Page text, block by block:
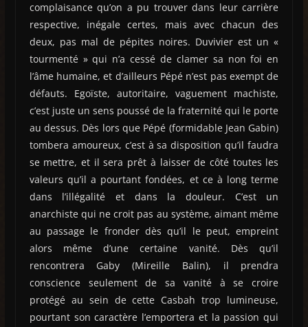
complaisance qu’on a pu trouver dans leur carrière
respective, inégale certes, mais avec chacun des
deux, pas mal de pépites noires. Duvivier est un «
tourmenté » qui n’a cessé de clamer sa non foi en
l’âme humaine, et d’ailleurs Pépé n’est pas exempt de
défauts. Egoïste, autoritaire, vaguement machiste,
c’est juste un sens poussé de la fraternité qui le porte
au dessus. Dès lors que Pépé (formidable Jean Gabin)
tombera amoureux, c’est à sa disposition qu’il faudra
se mettre, et il sera prêt à laisser de côté toutes les
valeurs qu’il a pourtant fondées, et ce à long terme
dans l’illégalité et dans la douleur. C’est un
anarchiste qui ne croit pas au système, aimant même
au passage le fronder dès qu’il le peut, empreint
alors même d’une certaine vanité. Dès qu’il
rencontrera Gaby (Mireille Balin), il prendra
conscience seulement de sa vanité à se croire
protégé au sein de cette Casbah trop lumineuse,
pourtant son caractère l’emportera et la passion qui